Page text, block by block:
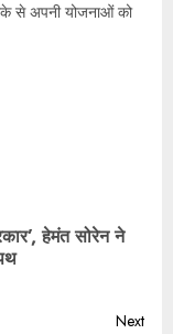
से अपनी योजनाओं को
हेमंत सोरेन ने
Next